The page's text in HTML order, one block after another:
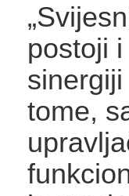
postoji
tome,